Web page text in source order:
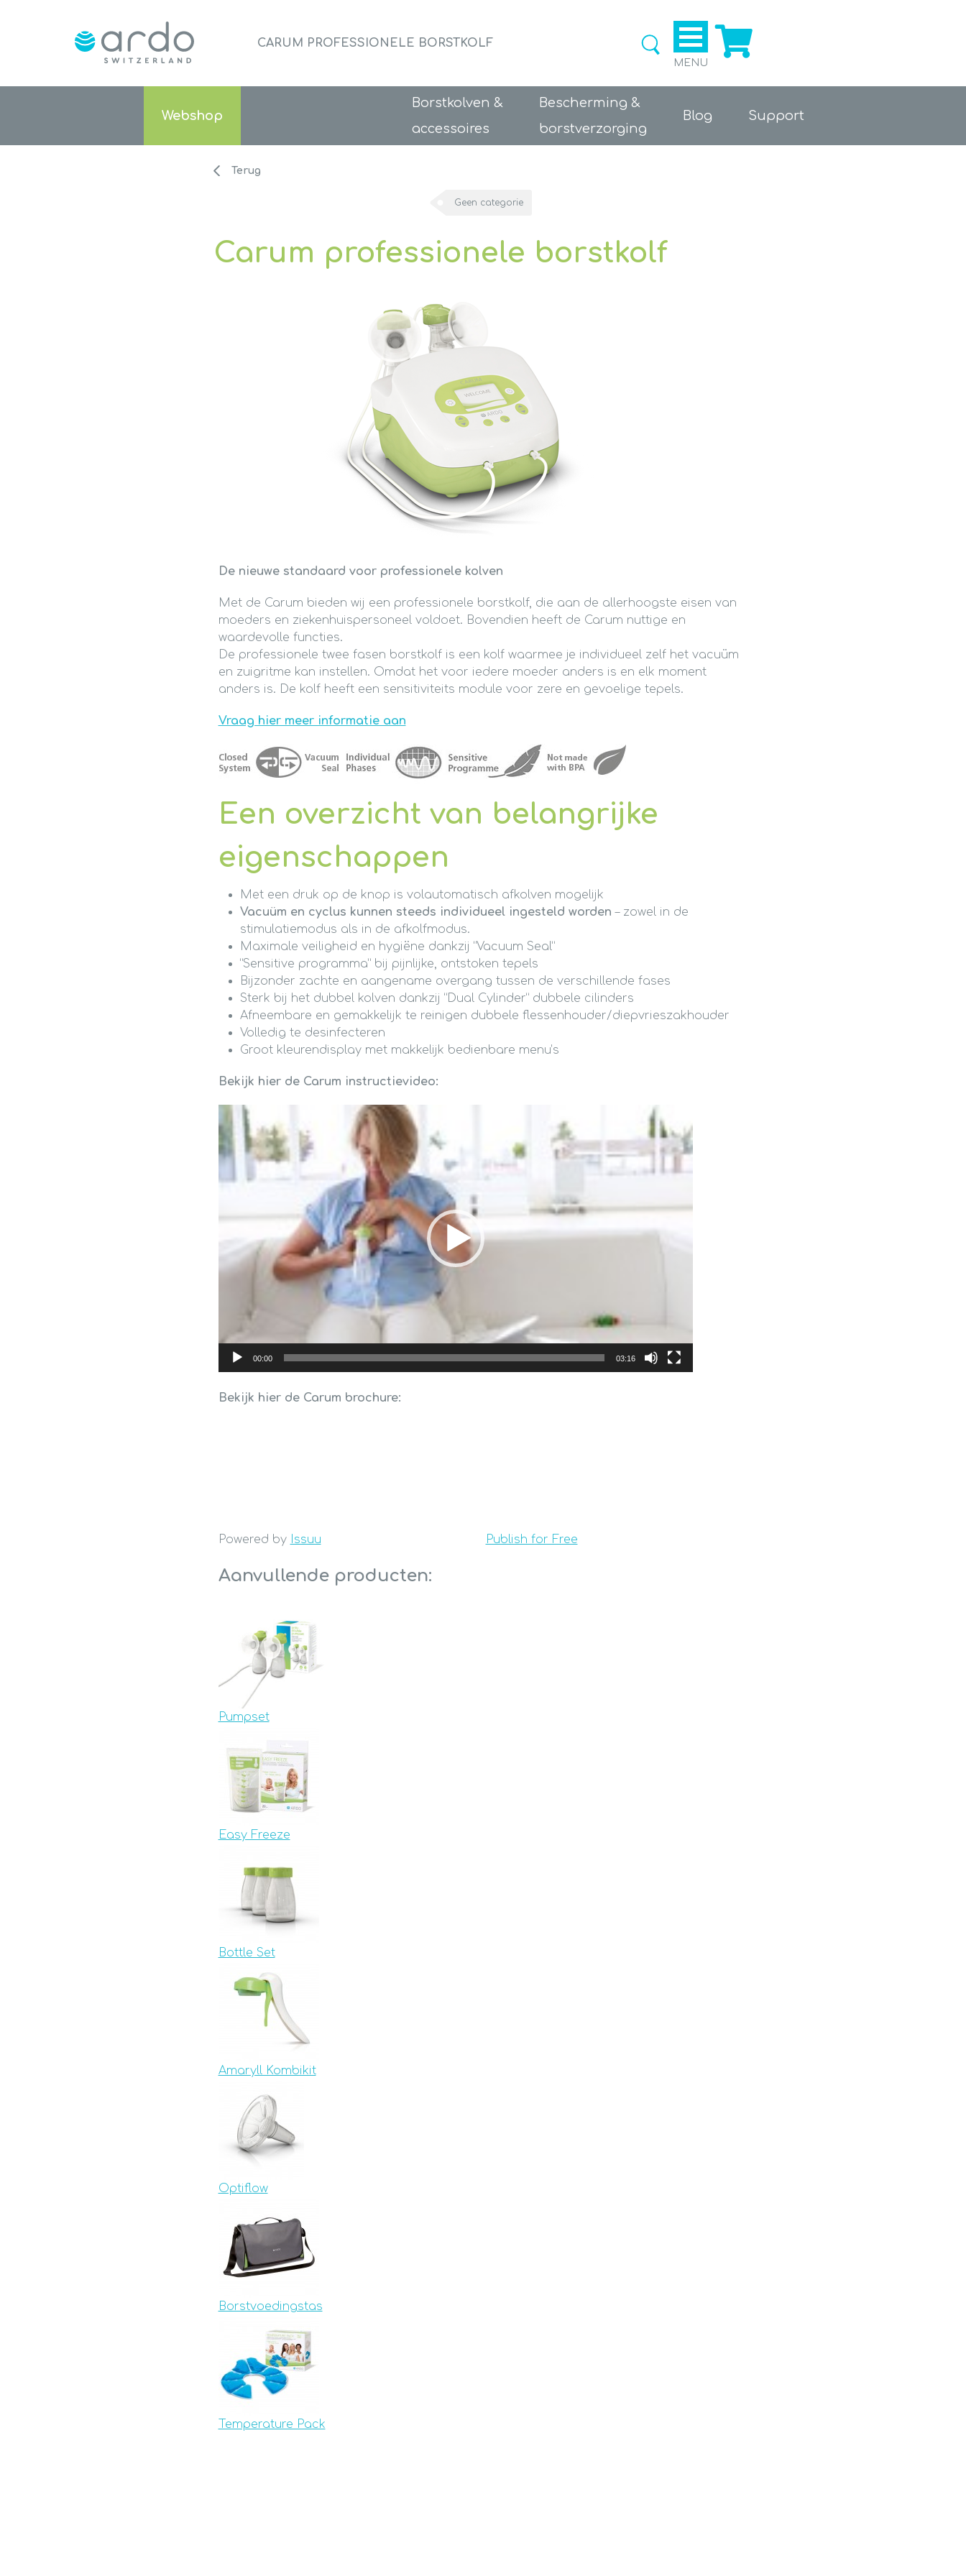
CARUM PROFESSIONELE BORSTKOLF
MENU
Webshop
Borstkolven &
accessoires
Bescherming &
borstverzorging
Blog Support
Terug
Geen categorie
Carum professionele borstkolf
De nieuwe standaard voor professionele kolven
Met de Carum bieden wij een professionele borstkolf, die aan de allerhoogste eisen van
moeders en ziekenhuispersoneel voldoet. Bovendien heeft de Carum nuttige en
waardevolle functies.
De professionele twee fasen borstkolf is een kolf waarmee je individueel zelf het vacuüm
en zuigritme kan instellen. Omdat het voor iedere moeder anders is en elk moment
anders is. De kolf heeft een sensitiviteits module voor zere en gevoelige tepels.
Vraag hier meer informatie aan
Een overzicht van belangrijke
eigenschappen
Met een druk op de knop is volautomatisch afkolven mogelijk
Vacuüm en cyclus kunnen steeds individueel ingesteld worden– zowel in de
stimulatiemodus als in de afkolfmodus.
Maximale veiligheid en hygiëne dankzij “Vacuum Seal”
“Sensitive programma” bij pijnlijke, ontstoken tepels
Bijzonder zachte en aangename overgang tussen de verschillende fases
Sterk bij het dubbel kolven dankzij “Dual Cylinder” dubbele cilinders
Afneembare en gemakkelijk te reinigen dubbele flessenhouder/diepvrieszakhouder
Volledig te desinfecteren
Groot kleurendisplay met makkelijk bedienbare menu’s
Bekijk hier de Carum instructievideo:
Videospeler
00:00 03:16
Bekijk hier de Carum brochure:
Powered by Issuu Publish for Free
Aanvullende producten:
Pumpset
Easy Freeze
Bottle Set
Amaryll Kombikit
Optiflow
Borstvoedingstas
Temperature Pack